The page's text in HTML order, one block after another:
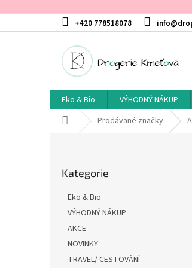
na
+420 778518078
Eko & Bio VÝHODNÝ NÁKUP
Domů Prodávané značky
kategorie
Kategorie
Eko & Bio
VÝHODNÝ NÁKUP
AKCE
NOVINKY
TRAVEL/ CESTOVÁNÍ